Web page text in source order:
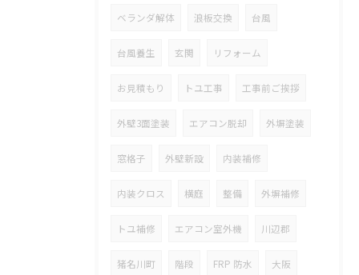
ベランダ解体 浪板交換 台風
台風養生 玄関 リフォーム
お見積もり トユ工事 工事前ご挨拶
外壁3面塗装 エアコン脱却 外塀塗装
窓格子 外壁新設 内装補修
内装クロス 横庭 整備 外塀補修
トユ補修 エアコン室外機 川辺郡
猪名川町 階段 FRP 防水 大阪